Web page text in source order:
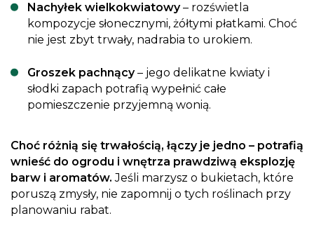
Nachyłek wielkokwiatowy– rozświetla
kompozycje słonecznymi, żółtymi płatkami. Choć
nie jest zbyt trwały, nadrabia to urokiem.
Groszek pachnący– jego delikatne kwiaty i
słodki zapach potrafią wypełnić całe
pomieszczenie przyjemną wonią.
Choć różnią się trwałością, łączy je jedno – potrafią
wnieść do ogrodu i wnętrza prawdziwą eksplozję
barw i aromatów. Jeśli marzysz o bukietach, które
poruszą zmysły, nie zapomnij o tych roślinach przy
planowaniu rabat.